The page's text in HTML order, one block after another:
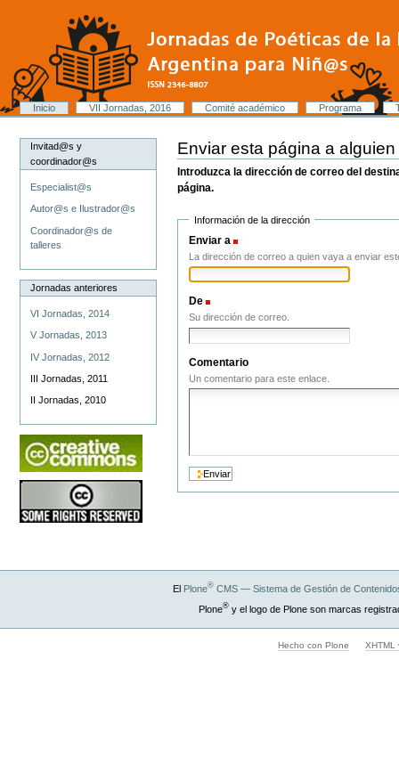
navegación
Secciones
Inicio VII Jornadas, 2016 Comité académico Programa
Herramientas
Invitad@s y
coordinador@s
Especialist@s
Autor@s e Ilustrador@s
Coordinador@s de
talleres
Jornadas anteriores
VI Jornadas, 2014
V Jornadas, 2013
IV Jornadas, 2012
III Jornadas, 2011
II Jornadas, 2010
Enviar esta página a alguien
Introduzca la dirección de correo del
página.
Información de la dirección
Enviar a
La dirección de correo a quien vaya a enviar
De
Su dirección de correo.
Comentario
Un comentario para este enlace.
El Plone®CMS — Sistema de Gestión de
Plone®y el logo de Plone son marcas
Hecho con Plone XHTML